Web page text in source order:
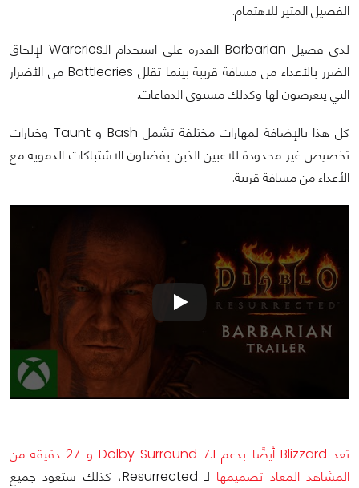
الفصيل المثير للاهتمام.
لدى فصيل Barbarian القدرة على استخدام الـWarcries لإلحاق
الضرر بالأعداء من مسافة قريبة بينما تقلل Battlecries من الأضرار
التي يتعرضون لها وكذلك مستوى الدفاعات.
كل هذا بالإضافة لمهارات مختلفة تشمل Bash و Taunt وخيارات
تخصيص غير محدودة للاعبين الذين يفضلون الاشتباكات الدموية مع
الأعداء من مسافة قريبة.
تعد Blizzard أيضًا بدعم 7.1 Dolby Surround و 27 دقيقة من
المشاهد المعاد تصميمها
لـ Resurrected، كذلك ستعود جميع